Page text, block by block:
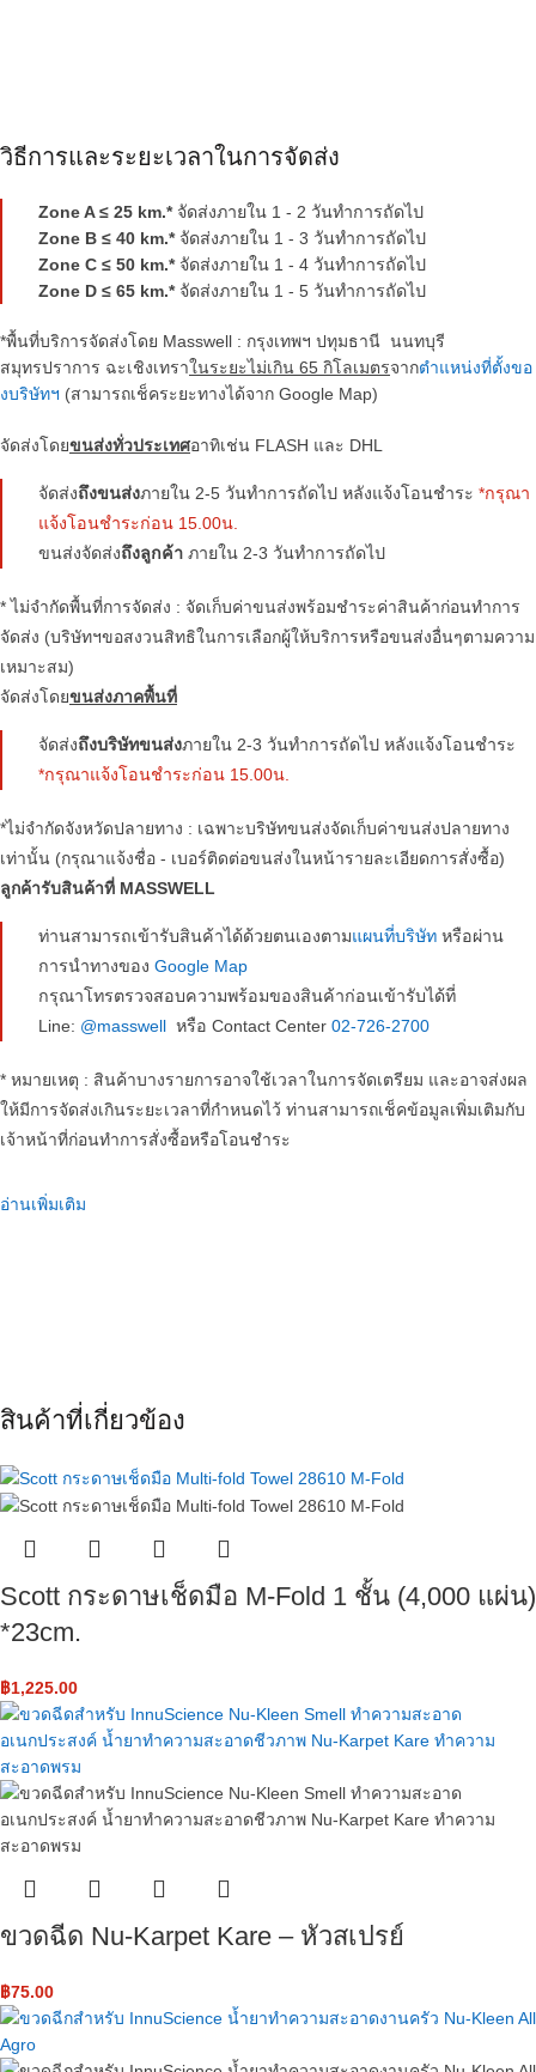
วิธีการและระยะเวลาในการจัดส่ง
Zone A ≤ 25 km.*จัดส่งภายใน 1 - 2 วันทำการถัดไป
Zone B ≤ 40 km.*จัดส่งภายใน 1 - 3 วันทำการถัดไป
Zone C ≤ 50 km.*จัดส่งภายใน 1 - 4 วันทำการถัดไป
Zone D ≤ 65 km.*จัดส่งภายใน 1 - 5 วันทำการถัดไป
*พื้นที่บริการจัดส่งโดย Masswell : กรุงเทพฯ ปทุมธานี นนทบุรี
สมุทรปราการ ฉะเชิงเทราในระยะไม่เกิน 65 กิโลเมตรจากตำแหน่งที่ตั้งขอ
งบริษัทฯ (สามารถเช็คระยะทางได้จาก Google Map)
จัดส่งโดยขนส่งทั่วประเทศอาทิเช่น FLASH และ DHL
จัดส่งถึงขนส่งภายใน 2-5 วันทำการถัดไป หลังแจ้งโอนชำระ *กรุณา
แจ้งโอนชำระก่อน 15.00น.
ขนส่งจัดส่งถึงลูกค้า ภายใน 2-3 วันทำการถัดไป
* ไม่จำกัดพื้นที่การจัดส่ง : จัดเก็บค่าขนส่งพร้อมชำระค่าสินค้าก่อนทำการ
จัดส่ง (บริษัทฯขอสงวนสิทธิในการเลือกผู้ให้บริการหรือขนส่งอื่นๆตามความ
เหมาะสม)
จัดส่งโดยขนส่งภาคพื้นที่
จัดส่งถึงบริษัทขนส่งภายใน 2-3 วันทำการถัดไป หลังแจ้งโอนชำระ
*กรุณาแจ้งโอนชำระก่อน 15.00น.
*ไม่จำกัดจังหวัดปลายทาง : เฉพาะบริษัทขนส่งจัดเก็บค่าขนส่งปลายทาง
เท่านั้น (กรุณาแจ้งชื่อ - เบอร์ติดต่อขนส่งในหน้ารายละเอียดการสั่งซื้อ)
ลูกค้ารับสินค้าที่ MASSWELL
ท่านสามารถเข้ารับสินค้าได้ด้วยตนเองตามแผนที่บริษัท หรือผ่าน
การนำทางของ Google Map
กรุณาโทรตรวจสอบความพร้อมของสินค้าก่อนเข้ารับได้ที่
Line: @masswell หรือ Contact Center 02-726-2700
* หมายเหตุ : สินค้าบางรายการอาจใช้เวลาในการจัดเตรียม และอาจส่งผล
ให้มีการจัดส่งเกินระยะเวลาที่กำหนดไว้ ท่านสามารถเช็คข้อมูลเพิ่มเติมกับ
เจ้าหน้าที่ก่อนทำการสั่งซื้อหรือโอนชำระ
อ่านเพิ่มเติม
สินค้าที่เกี่ยวข้อง
Scott กระดาษเช็ดมือ M-Fold 1 ชั้น (4,000 แผ่น)
*23cm.
฿1,225.00
ขวดฉีด Nu-Karpet Kare – หัวสเปรย์
฿75.00